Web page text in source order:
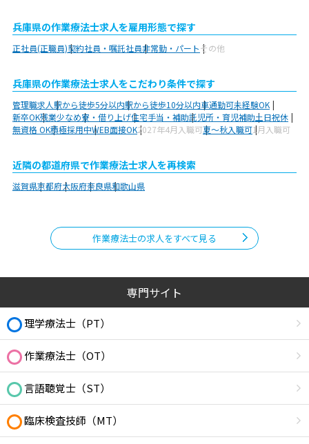
兵庫県の作業療法士求人を雇用形態で探す
正社員(正職員)契約社員・嘱託社員非常勤・パートその他
兵庫県の作業療法士求人をこだわり条件で探す
管理職求人駅から徒歩5分以内駅から徒歩10分以内車通勤可未経験OK
新卒OK残業少なめ寮・借り上げ住宅手当・補助託児所・育児補助土日祝休
無資格 OK積極採用中WEB面接OK2027年4月入職可夏～秋入職可1月入職可
近隣の都道府県で作業療法士求人を再検索
滋賀県京都府大阪府奈良県和歌山県
作業療法士の求人をすべて見る
専門サイト
理学療法士（PT）
作業療法士（OT）
言語聴覚士（ST）
臨床検査技師（MT）